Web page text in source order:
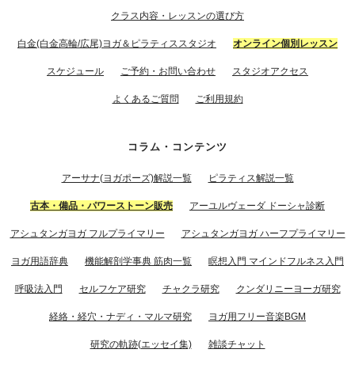
クラス内容・レッスンの選び方
白金(白金高輪/広尾)ヨガ＆ピラティススタジオ オンライン個別レッスン
スケジュール ご予約・お問い合わせ スタジオアクセス
よくあるご質問 ご利用規約
コラム・コンテンツ
アーサナ(ヨガポーズ)解説一覧 ピラティス解説一覧
古本・備品・パワーストーン販売 アーユルヴェーダ ドーシャ診断
アシュタンガヨガ フルプライマリー アシュタンガヨガ ハーフプライマリー
ヨガ用語辞典 機能解剖学事典 筋肉一覧 瞑想入門 マインドフルネス入門
呼吸法入門 セルフケア研究 チャクラ研究 クンダリニーヨーガ研究
経絡・経穴・ナディ・マルマ研究 ヨガ用フリー音楽BGM
研究の軌跡(エッセイ集) 雑談チャット